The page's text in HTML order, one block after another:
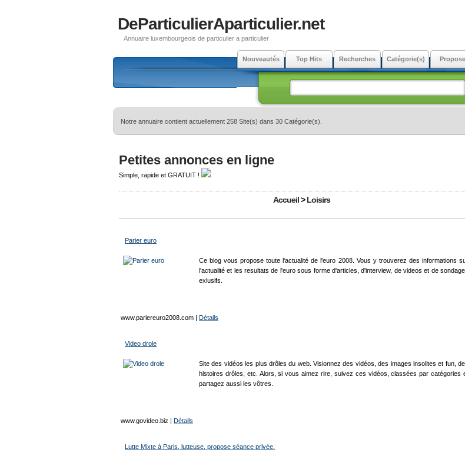
DeParticulierAparticulier.net
Annuaire luxembourgeois de particulier a particulier
Nouveautés Top Hits Recherches Catégorie(s)
Notre annuaire contient actuellement 258 Site(s) dans 30 Catégorie(s).
Petites annonces en ligne
Simple, rapide et GRATUIT !
Accueil>Loisirs
Parier euro
Ce blog vous propose toute l'actualité de l'euro 2008. Vous y trouverez des informations
l'actualité et les resultats de l'euro sous forme d'articles, d'interview, de videos et de
exlusifs.
www.pariereuro2008.com | Détails
Video drole
Site des vidéos les plus drôles du web. Visionnez des vidéos, des images insolites et fun,
histoires drôles, etc. Alors, si vous aimez rire, suivez ces vidéos, classées par catégories
partagez aussi les vôtres.
www.govideo.biz | Détails
Lutte Mixte à Paris, lutteuse, propose séance privée.